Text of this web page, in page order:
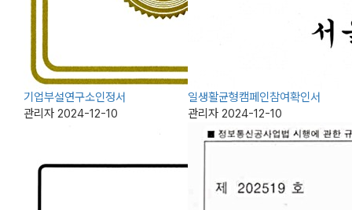
기업부설연구소인정서
관리자 2024-12-10
일생활균형캠페인참여확인서
관리자 2024-12-10